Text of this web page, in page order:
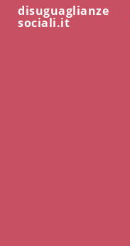
disuguaglianze
sociali.it